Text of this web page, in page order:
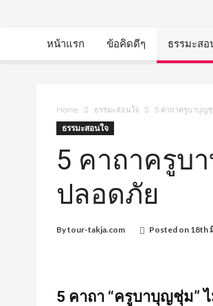
หน้าแรก ข้อคิดดีๆ ธรรมะสอ
Home ธรรมะสอนใจ 5 คาถาครูบาบุญ
ธรรมะสอนใจ
5 คาถาครูบ
ปลอดภัย
Bytour-takja.com Posted on 18th
5 คาถา “ครูบาบุญชุ่ม”